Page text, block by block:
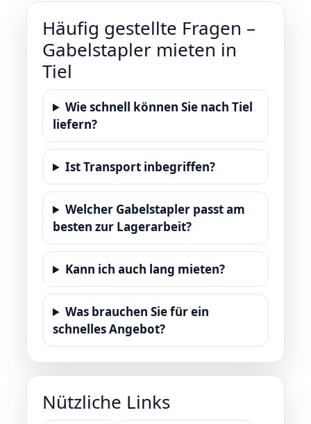
Häufig gestellte Fragen –
Gabelstapler mieten in
Tiel
Wie schnell können Sie nach Tiel
liefern?
Ist Transport inbegriffen?
Welcher Gabelstapler passt am
besten zur Lagerarbeit?
Kann ich auch lang mieten?
Was brauchen Sie für ein
schnelles Angebot?
Nützliche Links